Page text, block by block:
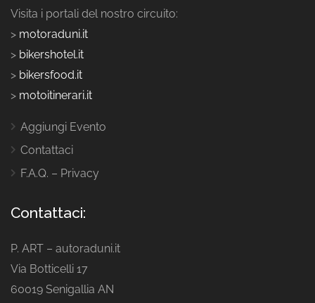
Visita i portali del nostro circuito:
> motoraduni.it
> bikershotel.it
> bikersfood.it
> motoitinerari.it
Aggiungi Evento
Contattaci
F.A.Q. – Privacy
Contattaci:
P. ART – autoraduni.it
Via Botticelli 17
60019 Senigallia AN